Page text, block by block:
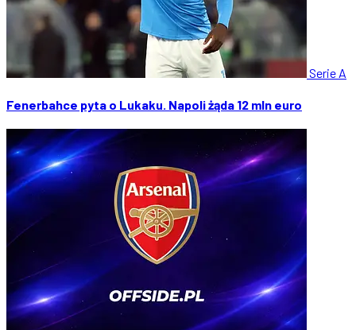
Serie A
Fenerbahce pyta o Lukaku. Napoli żąda 12 mln euro